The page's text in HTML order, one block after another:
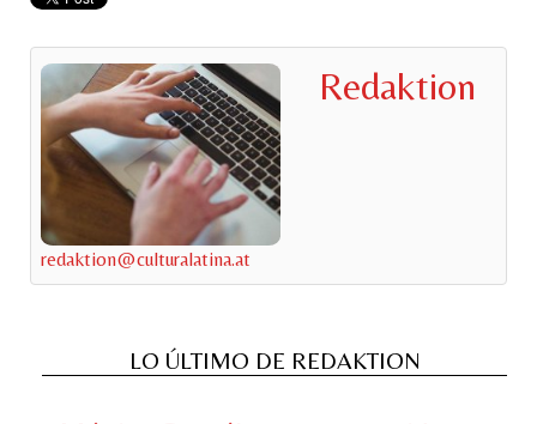
Redaktion
redaktion@culturalatina.at
LO ÚLTIMO DE REDAKTION